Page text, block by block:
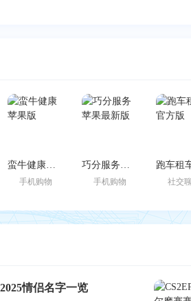
蛮牛健康苹果版
手机购物
巧分服务苹果最新版
手机购物 社交
情侣名字一览